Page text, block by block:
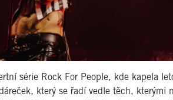
série Rock For People, kde kapela
který se řadí vedle těch, kterými